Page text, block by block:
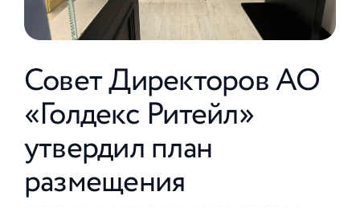
Совет Директоров АО
«Голдекс Ритейл»
утвердил план
размещения